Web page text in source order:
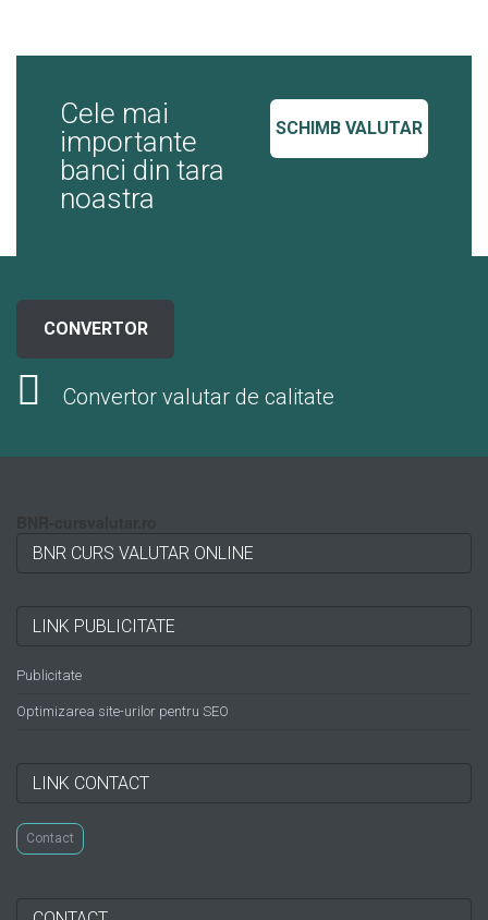
SCHIMB VALUTAR
Cele mai
importante
banci din tara
noastra
CONVERTOR
Convertor valutar de calitate
BNR CURS VALUTAR ONLINE
LINK PUBLICITATE
Publicitate
Optimizarea site-urilor pentru SEO
LINK CONTACT
Contact